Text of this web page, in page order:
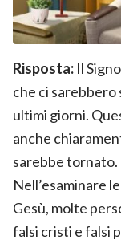
Risposta: Il
che ci
ultimi giorni.
anche
sarebbe tornato.
Nell’esaminare
Gesù, molte
falsi cristi e falsi